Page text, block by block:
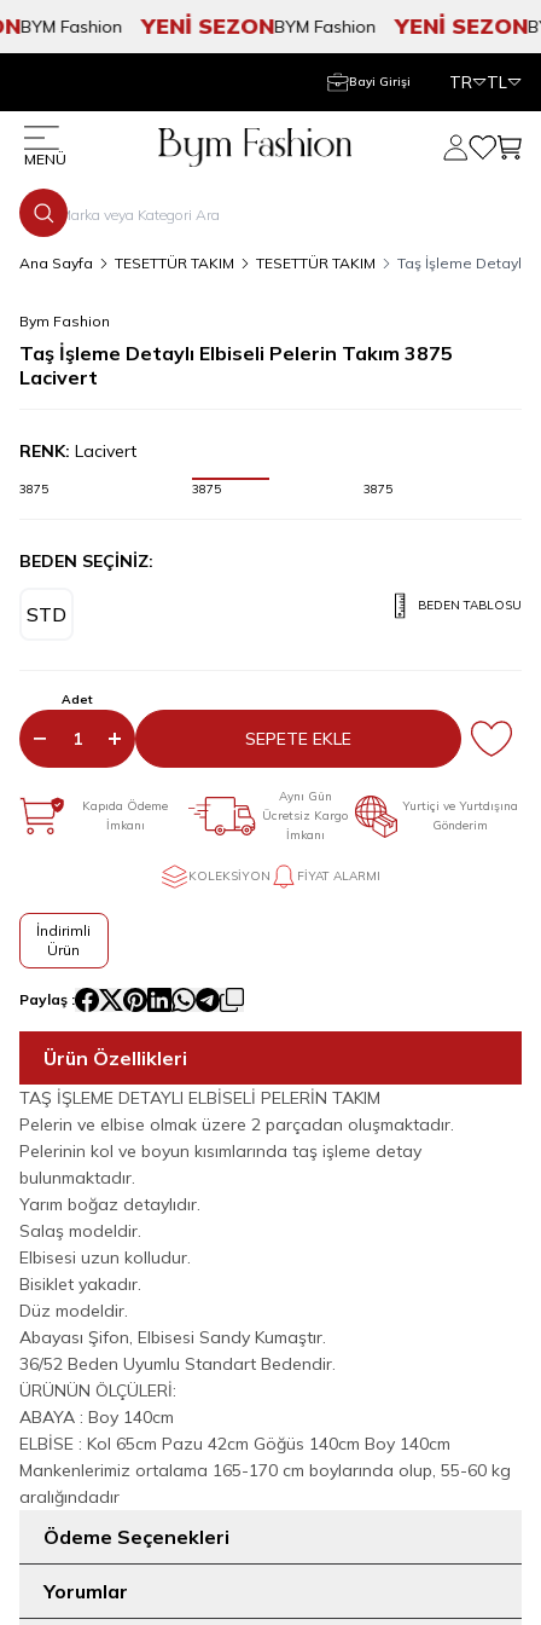
BYM Fashion YENİ SEZONBYM Fashion YENİ SEZON
Bayi Girişi TR TL
MENÜ
Hesabım
Ana Sayfa TESETTÜR TAKIM TESETTÜR TAKIM Taş İşleme Detaylı
Bym Fashion
Taş İşleme Detaylı Elbiseli Pelerin Takım 3875
Lacivert
RENK: Lacivert
3875 3875 3875
BEDEN SEÇİNİZ:
STD BEDEN TABLOSU
Adet
SEPETE EKLE
Kapıda Ödeme
İmkanı
Aynı Gün
Ücretsiz Kargo
İmkanı
Yurtiçi ve Yurtdışına
Gönderim
KOLEKSIYON FIYAT ALARMI
İndirimli
Ürün
Paylaş :
Ürün Özellikleri
TAŞ İŞLEME DETAYLI ELBİSELİ PELERİN TAKIM
Pelerin ve elbise olmak üzere 2 parçadan oluşmaktadır.
Pelerinin kol ve boyun kısımlarında taş işleme detay
bulunmaktadır.
Yarım boğaz detaylıdır.
Salaş modeldir.
Elbisesi uzun kolludur.
Bisiklet yakadır.
Düz modeldir.
Abayası Şifon, Elbisesi Sandy Kumaştır.
36/52 Beden Uyumlu Standart Bedendir.
ÜRÜNÜN ÖLÇÜLERİ:
ABAYA : Boy 140cm
ELBİSE : Kol 65cm Pazu 42cm Göğüs 140cm Boy 140cm
Mankenlerimiz ortalama 165-170 cm boylarında olup, 55-60 kg
aralığındadır
Ödeme Seçenekleri
Yorumlar